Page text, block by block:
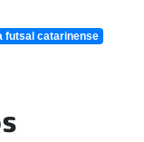
futsal catarinense